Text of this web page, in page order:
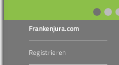
Frankenjura.com
Registrieren